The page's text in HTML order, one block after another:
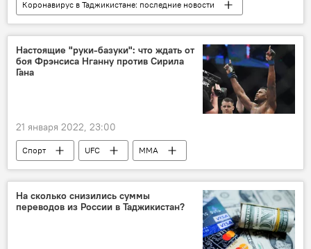
Коронавирус в Таджикистане: последние новости
Таджикистан
Минздрав Таджикистана
Здравоохранение
Настоящие "руки-базуки": что ждать от
боя Фрэнсиса Нганну против Сирила
Гана
21 января 2022, 23:00
Спорт UFC ММА
На сколько снизились суммы
переводов из России в Таджикистан?